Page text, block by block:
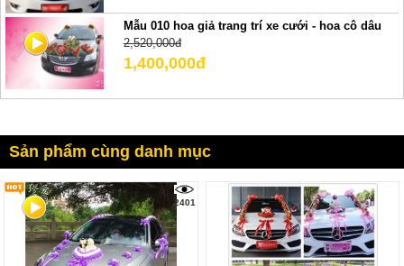
Mẫu 010 hoa giả trang trí xe cưới - hoa cô dâu
2,520,000đ
1,400,000đ
Sản phẩm cùng danh mục
2401